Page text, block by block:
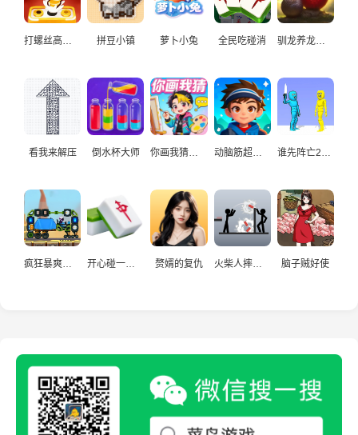
打螺丝高手益智游戏 拼豆小镇 萝卜小兔 全民吃碰消 驯龙养龙孵化高手
看我来解压 倒水杯大师
赘婿的复仇 火柴人摔炮仗 脑子贼好使